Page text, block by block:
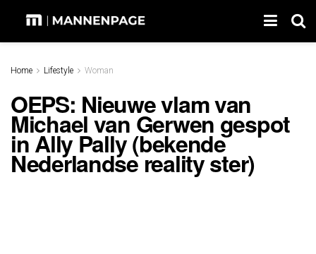
Home Lifestyle Woman
OEPS: Nieuwe vlam van
Michael van Gerwen gespot
in Ally Pally (bekende
Nederlandse reality ster)